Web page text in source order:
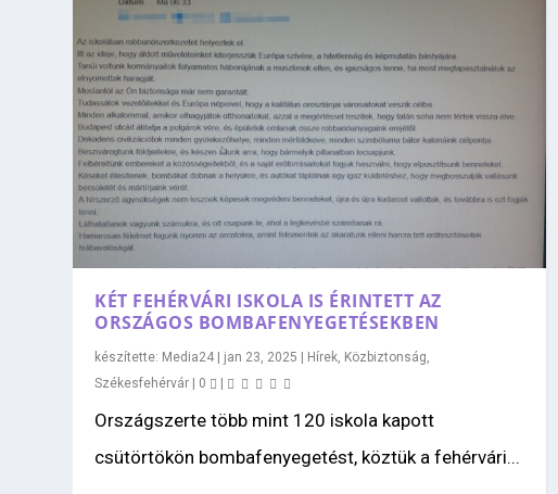
KÉT FEHÉRVÁRI ISKOLA IS ÉRINTETT AZ
ORSZÁGOS BOMBAFENYEGETÉSEKBEN
készítette: Media24 jan 23, 2025 Hírek, Közbiztonság,
Székesfehérvár
0
Országszerte több mint 120 iskola kapott
csütörtökön bombafenyegetést, köztük a fehérvári...